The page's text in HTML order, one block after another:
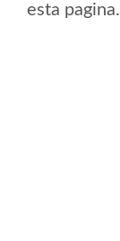
esta pagina.